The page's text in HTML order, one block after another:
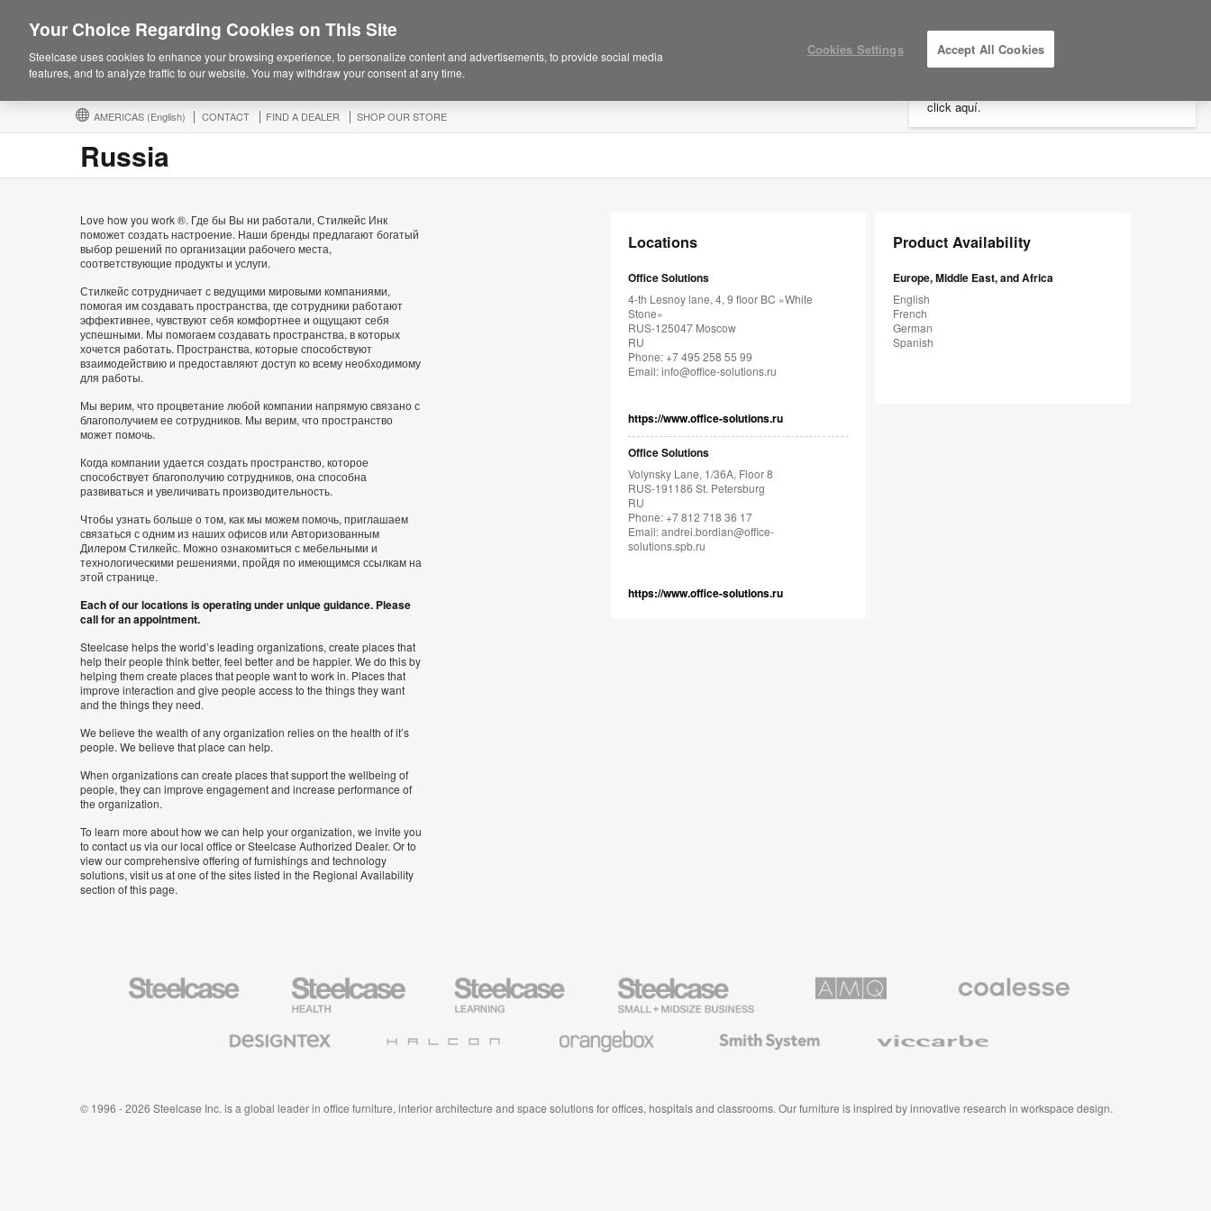
click aquí.
AMERICAS (English) CONTACT FIND A DEALER SHOP OUR STORE MY PROJECTS
Russia
Love how you work ®. Где бы Вы ни работали, Стилкейс Инк
поможет создать настроение. Наши бренды предлагают богатый
выбор решений по организации рабочего места,
соответствующие продукты и услуги.
Стилкейс сотрудничает с ведущими мировыми компаниями,
помогая им создавать пространства, где сотрудники работают
эффективнее, чувствуют себя комфортнее и ощущают себя
успешными. Мы помогаем создавать пространства, в которых
хочется работать. Пространства, которые способствуют
взаимодействию и предоставляют доступ ко всему необходимому
для работы.
Мы верим, что процветание любой компании напрямую связано с
благополучием ее сотрудников. Мы верим, что пространство
может помочь.
Когда компании удается создать пространство, которое
способствует благополучию сотрудников, она способна
развиваться и увеличивать производительность.
Чтобы узнать больше о том, как мы можем помочь, приглашаем
связаться с одним из наших офисов или Авторизованным
Дилером Стилкейс. Можно ознакомиться с мебельными и
технологическими решениями, пройдя по имеющимся ссылкам на
этой странице.
Each of our locations is operating under unique guidance. Please
call for an appointment.
Steelcase helps the world’s leading organizations, create places that
help their people think better, feel better and be happier. We do this by
helping them create places that people want to work in. Places that
improve interaction and give people access to the things they want
and the things they need.
We believe the wealth of any organization relies on the health of it’s
people. We believe that place can help.
When organizations can create places that support the wellbeing of
people, they can improve engagement and increase performance of
the organization.
To learn more about how we can help your organization, we invite you
to contact us via our local office or Steelcase Authorized Dealer. Or to
view our comprehensive offering of furnishings and technology
solutions, visit us at one of the sites listed in the Regional Availability
section of this page.
Locations
Office Solutions
4-th Lesnoy lane, 4, 9 floor BC «White
Stone»
RUS-125047 Moscow
RU
Phone: +7 495 258 55 99
Email:info@office-solutions.ru
https://www.office-solutions.ru
Office Solutions
Volynsky Lane, 1/36A, Floor 8
RUS-191186 St. Petersburg
RU
Phone: +7 812 718 36 17
Email:andrei.bordian@office-
solutions.spb.ru
https://www.office-solutions.ru
Product Availability
Europe, Middle East, and Africa
English
French
German
Spanish
Steelcase
Steelcase
Health
Furniture
Steelcase
Education
Furniture
Steelcase
Small
Business
Premium
Textiles
System
© 1996 - 2026 Steelcase Inc. is a global leader in office furniture, interior architecture and space solutions for offices, hospitals and classrooms. Our furniture is inspired by innovative research in workspace design.
Your Choice Regarding Cookies on This Site
Steelcase uses cookies to enhance your browsing experience, to personalize content and advertisements, to provide social media
features, and to analyze traffic to our website. You may withdraw your consent at any time.
Cookies Settings Accept All Cookies